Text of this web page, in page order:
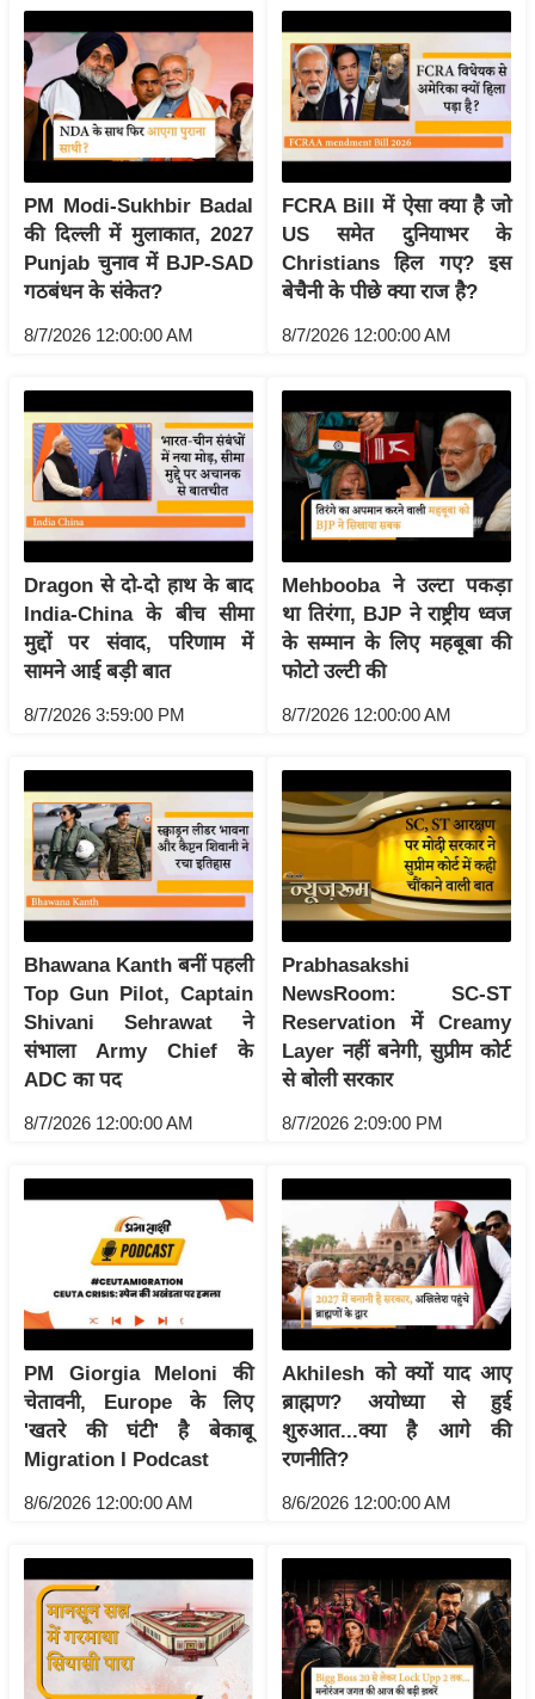
g
N
e
w
s
इ
फ
स्टा
इ
ल
क्नॉ
लॉ
जी
ब्यू
टी
/
फै
श
न
घ
रे
स्खे
प
र्य
ट
न
स्थ
ल
फि
ट
स
त्रा
न
शि
प
रा
ज
ति
वि
श्ले
स
PM Modi-Sukhbir Badal
की दिल्ली में मुलाकात, 2027
Punjab चुनाव में BJP-SAD
गठबंधन के संकेत?
8/7/2026 12:00:00 AM
FCRA Bill में ऐसा क्या है जो
US समेत दुनियाभर के
Christians हिल गए? इस
बेचैनी के पीछे क्या राज है?
8/7/2026 12:00:00 AM
Dragon से दो-दो हाथ के बाद
India-China के बीच सीमा
मुद्दों पर संवाद, परिणाम में
सामने आई बड़ी बात
8/7/2026 3:59:00 PM
Mehbooba ने उल्टा पकड़ा
था तिरंगा, BJP ने राष्ट्रीय ध्वज
के सम्मान के लिए महबूबा की
फोटो उल्टी की
8/7/2026 12:00:00 AM
Bhawana Kanth बनीं पहली
Top Gun Pilot, Captain
Shivani Sehrawat ने
संभाला Army Chief के
ADC का पद
8/7/2026 12:00:00 AM
Prabhasakshi
NewsRoom: SC-ST
Reservation में Creamy
Layer नहीं बनेगी, सुप्रीम कोर्ट
से बोली सरकार
8/7/2026 2:09:00 PM
PM Giorgia Meloni की
चेतावनी, Europe के लिए
'खतरे की घंटी' है बेकाबू
Migration I Podcast
8/6/2026 12:00:00 AM
Akhilesh को क्यों याद आए
ब्राह्मण? अयोध्या से हुई
शुरुआत...क्या है आगे की
रणनीति?
8/6/2026 12:00:00 AM